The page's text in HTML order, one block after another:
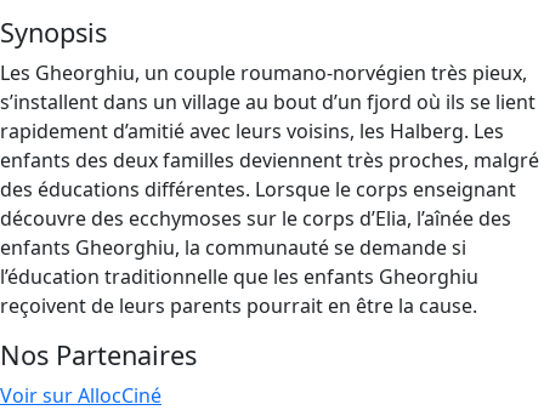
Synopsis
Les Gheorghiu, un couple roumano-norvégien très pieux,
s’installent dans un village au bout d’un fjord où ils se lient
rapidement d’amitié avec leurs voisins, les Halberg. Les
enfants des deux familles deviennent très proches, malgré
des éducations différentes. Lorsque le corps enseignant
découvre des ecchymoses sur le corps d’Elia, l’aînée des
enfants Gheorghiu, la communauté se demande si
l’éducation traditionnelle que les enfants Gheorghiu
reçoivent de leurs parents pourrait en être la cause.
Nos Partenaires
Voir sur AllocCiné